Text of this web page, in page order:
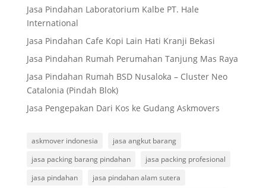
Jasa Pindahan Laboratorium Kalbe PT. Hale
International
Jasa Pindahan Cafe Kopi Lain Hati Kranji Bekasi
Jasa Pindahan Rumah Perumahan Tanjung Mas Raya
Jasa Pindahan Rumah BSD Nusaloka – Cluster Neo
Catalonia (Pindah Blok)
Jasa Pengepakan Dari Kos ke Gudang Askmovers
askmover indonesia
jasa angkut barang
jasa packing barang pindahan
jasa packing profesional
jasa pindahan
jasa pindahan alam sutera